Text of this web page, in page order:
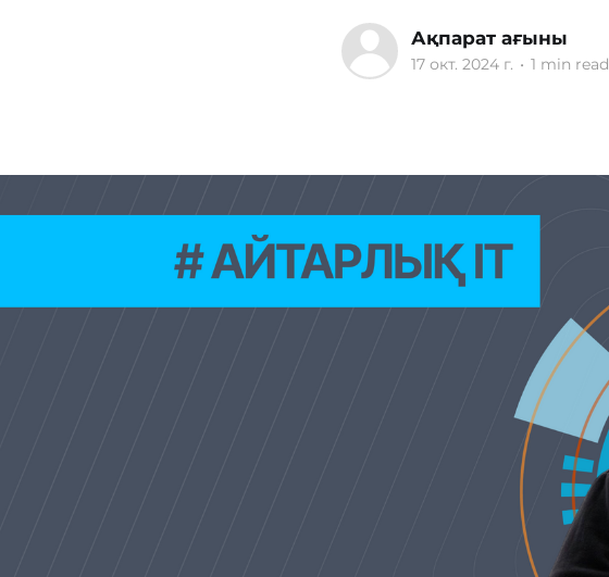
Ақпарат ағыны
17 окт. 2024 г. • 1 min read